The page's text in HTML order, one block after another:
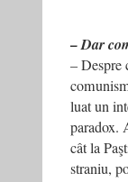
– Dar
– Despre
luat un
paradox.
cât la
straniu,